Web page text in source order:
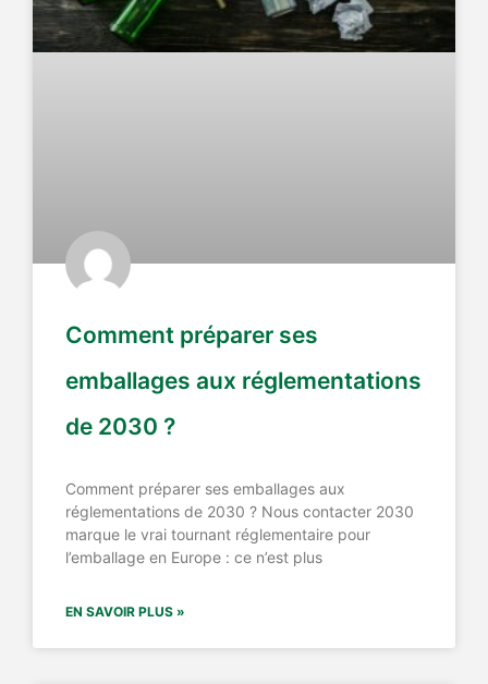
Comment préparer ses
emballages aux réglementations
de 2030 ?
Comment préparer ses emballages aux
réglementations de 2030 ? Nous contacter 2030
marque le vrai tournant réglementaire pour
l’emballage en Europe : ce n’est plus
EN SAVOIR PLUS »